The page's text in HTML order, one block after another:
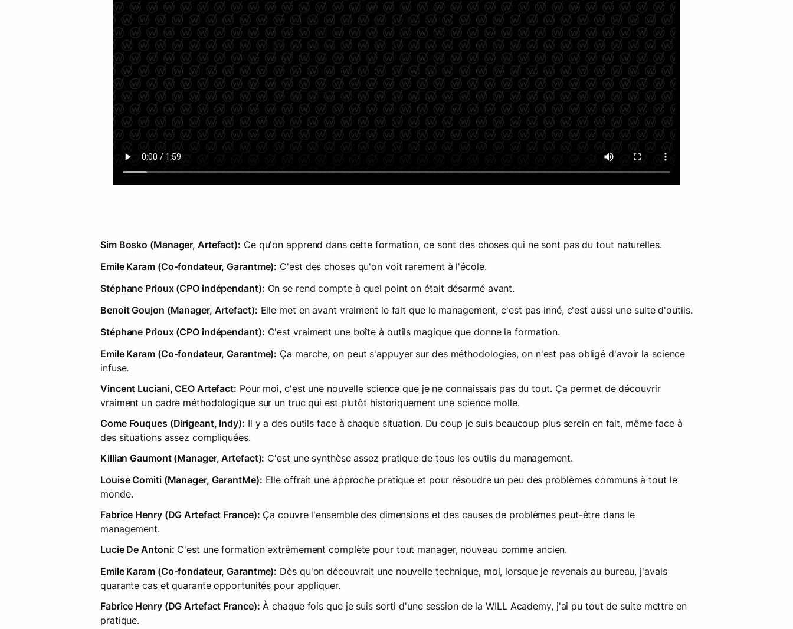
Sim Bosko (Manager, Artefact): Ce qu'on apprend dans cette formation, ce sont des choses qui ne sont pas du tout naturelles.
Emile Karam (Co-fondateur, Garantme): C'est des choses qu'on voit rarement à l'école.
Stéphane Prioux (CPO indépendant): On se rend compte à quel point on était désarmé avant.
Benoit Goujon (Manager, Artefact): Elle met en avant vraiment le fait que le management, c'est pas inné, c'est aussi une suite d'outils.
Stéphane Prioux (CPO indépendant): C'est vraiment une boîte à outils magique que donne la formation.
Emile Karam (Co-fondateur, Garantme): Ça marche, on peut s'appuyer sur des méthodologies, on n'est pas obligé d'avoir la science
infuse.
Vincent Luciani, CEO Artefact: Pour moi, c'est une nouvelle science que je ne connaissais pas du tout. Ça permet de découvrir
vraiment un cadre méthodologique sur un truc qui est plutôt historiquement une science molle.
Come Fouques (Dirigeant, Indy): Il y a des outils face à chaque situation. Du coup je suis beaucoup plus serein en fait, même face à
des situations assez compliquées.
Killian Gaumont (Manager, Artefact): C'est une synthèse assez pratique de tous les outils du management.
Louise Comiti (Manager, GarantMe): Elle offrait une approche pratique et pour résoudre un peu des problèmes communs à tout le
monde.
Fabrice Henry (DG Artefact France): Ça couvre l'ensemble des dimensions et des causes de problèmes peut-être dans le
management.
Lucie De Antoni: C'est une formation extrêmement complète pour tout manager, nouveau comme ancien.
Emile Karam (Co-fondateur, Garantme): Dès qu'on découvrait une nouvelle technique, moi, lorsque je revenais au bureau, j'avais
quarante cas et quarante opportunités pour appliquer.
Fabrice Henry (DG Artefact France): À chaque fois que je suis sorti d'une session de la WILL Academy, j'ai pu tout de suite mettre en
pratique.